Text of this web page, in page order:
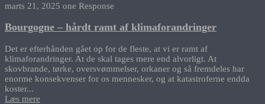
marts 21, 2025 one Response
Bourgogne – hårdt ramt af klimaforandringer
Det er efterhånden gået op for de fleste, at vi er ramt af
klimaforandringer. At de skal tages mere end alvorligt. At
skovbrande, tørke, oversvømmelser, orkaner og så fremdeles har
enorme konsekvenser for os mennesker, og at katastroferne endda
koster...
Læs mere